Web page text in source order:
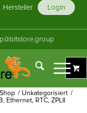
Hersteller
Login
/ Unkategorisiert /
Ethernet, RTC, ZPLII